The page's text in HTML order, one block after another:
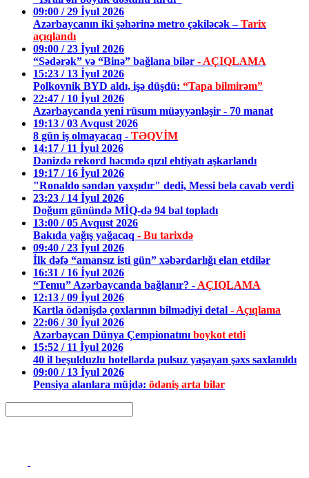
09:00 / 29 İyul 2026
Azərbaycanın iki şəhərinə metro çəkiləcək –Tarix
açıqlandı
09:00 / 23 İyul 2026
“Sədərək” və “Binə” bağlana bilər - AÇIQLAMA
15:23 / 13 İyul 2026
Polkovnik BYD aldı, işə düşdü: “Tapa bilmirəm”
22:47 / 10 İyul 2026
Azərbaycanda yeni rüsum müəyyənləşir - 70 manat
19:13 / 03 Avqust 2026
8 gün iş olmayacaq - TƏQVİM
14:17 / 11 İyul 2026
Dənizdə rekord həcmdə qızıl ehtiyatı aşkarlandı
19:17 / 16 İyul 2026
"Ronaldo səndən yaxşıdır" dedi, Messi belə cavab verdi
23:23 / 14 İyul 2026
Doğum günündə MİQ-də 94 bal topladı
13:00 / 05 Avqust 2026
Bakıda yağış yağacaq - Bu tarixdə
09:40 / 23 İyul 2026
İlk dəfə “amansız isti gün” xəbərdarlığı elan etdilər
16:31 / 16 İyul 2026
“Temu” Azərbaycanda bağlanır? - AÇIQLAMA
12:13 / 09 İyul 2026
Kartla ödənişdə çoxlarının bilmədiyi detal - Açıqlama
22:06 / 30 İyul 2026
Azərbaycan Dünya Çempionatını boykot etdi
15:52 / 11 İyul 2026
40 il beşulduzlu hotellərdə pulsuz yaşayan şəxs saxlanıldı
09:00 / 13 İyul 2026
Pensiya alanlara müjdə: ödəniş arta bilər